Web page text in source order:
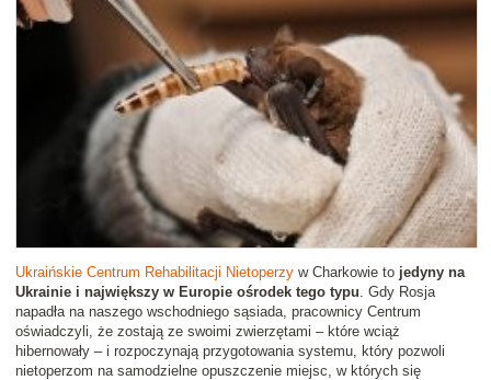
Ukraińskie Centrum Rehabilitacji Nietoperzy w Charkowie to jedyny na
Ukrainie i największy w Europie ośrodek tego typu. Gdy Rosja
napadła na naszego wschodniego sąsiada, pracownicy Centrum
oświadczyli, że zostają ze swoimi zwierzętami – które wciąż
hibernowały – i rozpoczynają przygotowania systemu, który pozwoli
nietoperzom na samodzielne opuszczenie miejsc, w których się